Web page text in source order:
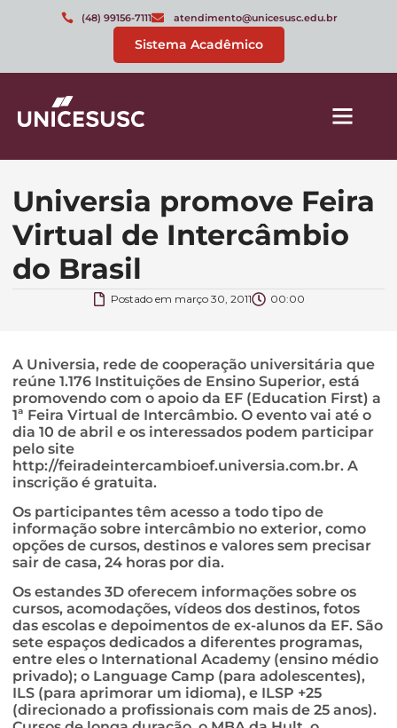
(48) 99156-7111 atendimento@unicesusc.edu.br
Sistema Acadêmico
Universia promove Feira
Virtual de Intercâmbio
do Brasil
Postado em março 30, 2011 00:00
A Universia, rede de cooperação universitária que
reúne 1.176 Instituições de Ensino Superior, está
promovendo com o apoio da EF (Education First) a
1ª Feira Virtual de Intercâmbio. O evento vai até o
dia 10 de abril e os interessados podem participar
pelo site
http://feiradeintercambioef.universia.com.br. A
inscrição é gratuita.
Os participantes têm acesso a todo tipo de
informação sobre intercâmbio no exterior, como
opções de cursos, destinos e valores sem precisar
sair de casa, 24 horas por dia.
Os estandes 3D oferecem informações sobre os
cursos, acomodações, vídeos dos destinos, fotos
das escolas e depoimentos de ex-alunos da EF. São
sete espaços dedicados a diferentes programas,
entre eles o International Academy (ensino médio
privado); o Language Camp (para adolescentes),
ILS (para aprimorar um idioma), e ILSP +25
(direcionado a profissionais com mais de 25 anos).